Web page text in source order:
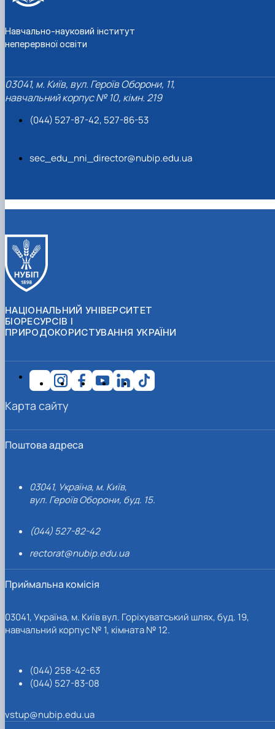
Навчально-науковий інститут
неперервної освіти
03041, м. Київ, вул. Героїв Оборони, 11,
навчальний корпус № 10, кімн. 219
(044) 527-87-42, 527-86-53
sec_edu_nni_director@nubip.edu.ua
НАЦІОНАЛЬНИЙ УНІВЕРСИТЕТ
БІОРЕСУРСІВ І
ПРИРОДОКОРИСТУВАННЯ УКРАЇНИ
Поштова адреса
03041, Україна, м. Київ,
вул. Героїв Оборони, буд. 15.
(044) 527-82-42
rectorat@nubip.edu.ua
Приймальна комісія
03041, Україна, м. Київ вул. Горіхуватський шлях, буд. 19,
навчальний корпус № 1, кімната № 12.
(044) 258-42-63
(044) 527-83-08
vstup@nubip.edu.ua
Карта сайту